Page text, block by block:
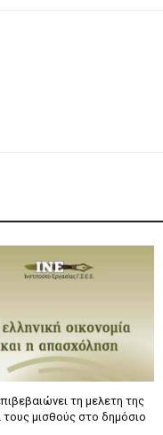
τη μελετη της
τους μισθούς στο δημόσιο